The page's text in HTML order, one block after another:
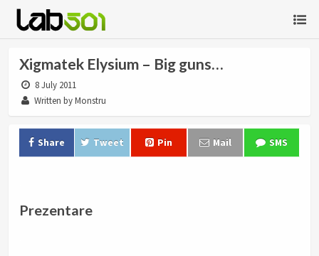
Xigmatek Elysium – Big guns…
8 July 2011
Written by Monstru
Share Tweet Pin Mail SMS
Prezentare